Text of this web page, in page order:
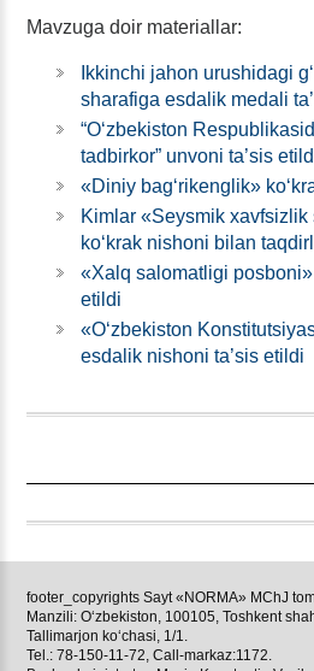
Mavzuga doir materiallar:
Ikkinchi jahon urushidagi
sharafiga esdalik medali
“Oʻzbekiston
tadbirkor” unvoni ta’sis
«Diniy bagʻrikenglik»
Kimlar «Seysmik хavfsizlik
koʻkrak nishoni bilan
«Xalq salomatligi posboni»
etildi
«Oʻzbekiston
esdalik nishoni ta’sis etildi
footer_copyrights Sayt «NORMA» MChJ
Manzili: Oʻzbekiston, 100105, Toshkent
Tallimarjon koʻchasi, 1/1.
Tel.: 78-150-11-72, Call-markaz:1172.